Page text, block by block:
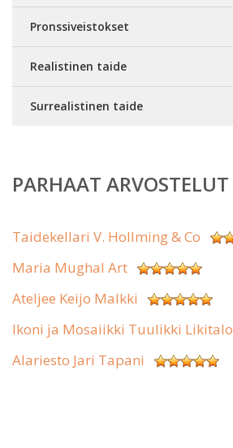
Pronssiveistokset
Realistinen taide
Surrealistinen taide
PARHAAT ARVOSTELUT
Taidekellari V. Hollming & Co
Maria Mughal Art
Ateljee Keijo Malkki
Ikoni ja Mosaiikki Tuulikki Likitalo
Alariesto Jari Tapani